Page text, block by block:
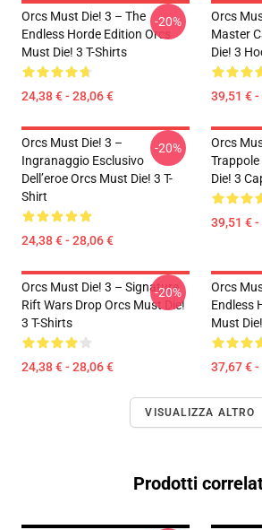
Orcs Must Die! 3 – The
Endless Horde Edition Orcs
Must Die! 3 T-Shirts
24,38 € - 28,06 €
-20%
Orcs
Master
Die! 3
39,51 €
Orcs Must Die! 3 –
Ingranaggio Esclusivo
Dell’eroe Orcs Must Die! 3 T-
Shirt
24,38 € - 28,06 €
-20%
Orcs
Die! 3
39,51 €
Orcs Must Die! 3 – Signature
Rift Wars Drop Orcs Must Die!
3 T-Shirts
24,38 € - 28,06 €
-20%
Orcs
Endless
Must
37,67 €
VISUALIZZA ALTRO
Prodotti